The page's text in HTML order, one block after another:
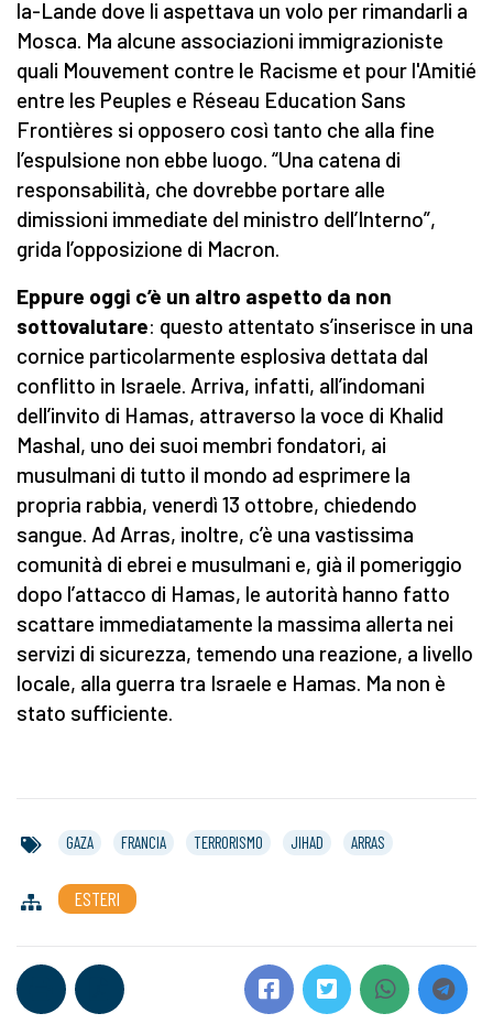
la-Lande dove li aspettava un volo per rimandarli a
Mosca. Ma alcune associazioni immigrazioniste
quali Mouvement contre le Racisme et pour l'Amitié
entre les Peuples e Réseau Education Sans
Frontières si opposero così tanto che alla fine
l’espulsione non ebbe luogo. “Una catena di
responsabilità, che dovrebbe portare alle
dimissioni immediate del ministro dell’Interno”,
grida l’opposizione di Macron.
Eppure oggi c’è un altro aspetto da non
sottovalutare: questo attentato s’inserisce in una
cornice particolarmente esplosiva dettata dal
conflitto in Israele. Arriva, infatti, all’indomani
dell’invito di Hamas, attraverso la voce di Khalid
Mashal, uno dei suoi membri fondatori, ai
musulmani di tutto il mondo ad esprimere la
propria rabbia, venerdì 13 ottobre, chiedendo
sangue. Ad Arras, inoltre, c’è una vastissima
comunità di ebrei e musulmani e, già il pomeriggio
dopo l’attacco di Hamas, le autorità hanno fatto
scattare immediatamente la massima allerta nei
servizi di sicurezza, temendo una reazione, a livello
locale, alla guerra tra Israele e Hamas. Ma non è
stato sufficiente.
GAZA FRANCIA TERRORISMO JIHAD ARRAS
ESTERI